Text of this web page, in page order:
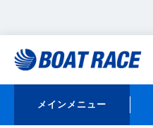
メインメニュー